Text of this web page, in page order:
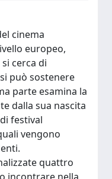
cinema
europeo,
cerca di
può sostenere
parte esamina la
dalla sua nascita
festival
vengono
quattro